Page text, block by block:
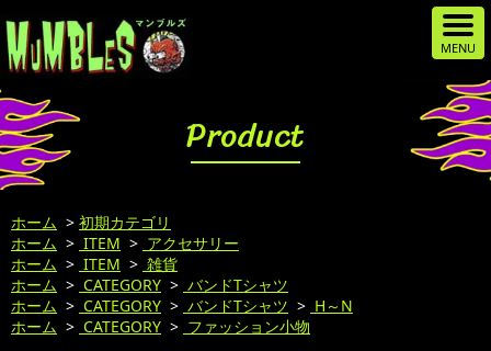
Product
ホーム > 初期カテゴリ
ホーム > ITEM > アクセサリー
ホーム > ITEM > 雑貨
ホーム > CATEGORY > バンドTシャツ
ホーム > CATEGORY > バンドTシャツ > H～N
ホーム > CATEGORY > ファッション小物